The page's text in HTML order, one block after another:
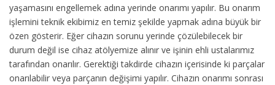
yaşamasını engellemek adına yerinde onarımı yapılır. Bu onarım
işlemini teknik ekibimiz en temiz şekilde yapmak adına büyük bir
özen gösterir. Eğer cihazın sorunu yerinde çözülebilecek bir
durum değil ise cihaz atölyemize alınır ve işinin ehli ustalarımız
tarafından onarılır. Gerektiği takdirde cihazın içerisinde ki parçalar
onarılabilir veya parçanın değişimi yapılır. Cihazın onarımı sonrası